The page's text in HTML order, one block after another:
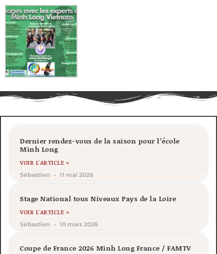
Dernier rendez-vous de la saison pour l’école
Minh Long
VOIR L'ARTICLE »
Sébastien 11 mai 2026
Stage National tous Niveaux Pays de la Loire
VOIR L'ARTICLE »
Sébastien 10 mars 2026
Coupe de France 2026 Minh Long France / FAMTV